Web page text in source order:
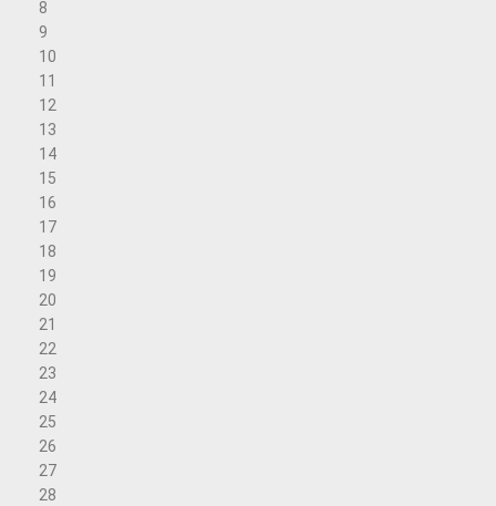
8
9
10
11
12
13
14
15
16
17
18
19
20
21
22
23
24
25
26
27
28